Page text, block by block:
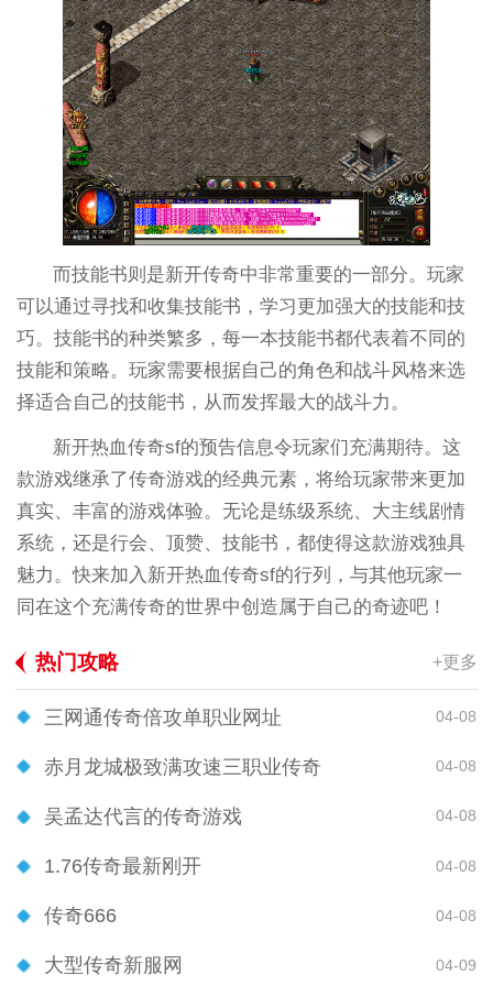
而技能书则是新开传奇中非常重要的一部分。玩家
可以通过寻找和收集技能书，学习更加强大的技能和技
巧。技能书的种类繁多，每一本技能书都代表着不同的
技能和策略。玩家需要根据自己的角色和战斗风格来选
择适合自己的技能书，从而发挥最大的战斗力。
新开热血传奇sf的预告信息令玩家们充满期待。这
款游戏继承了传奇游戏的经典元素，将给玩家带来更加
真实、丰富的游戏体验。无论是练级系统、大主线剧情
系统，还是行会、顶赞、技能书，都使得这款游戏独具
魅力。快来加入新开热血传奇sf的行列，与其他玩家一
同在这个充满传奇的世界中创造属于自己的奇迹吧！
热门攻略 +更多
三网通传奇倍攻单职业网址 04-08
赤月龙城极致满攻速三职业传奇 04-08
吴孟达代言的传奇游戏 04-08
1.76传奇最新刚开 04-08
传奇666 04-08
大型传奇新服网 04-09